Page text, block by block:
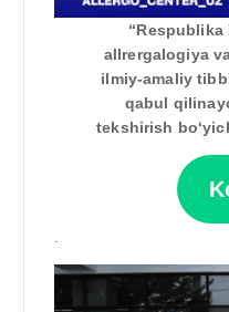
allrergalogiya
ilmiy-amaliy
qabul
tekshirish